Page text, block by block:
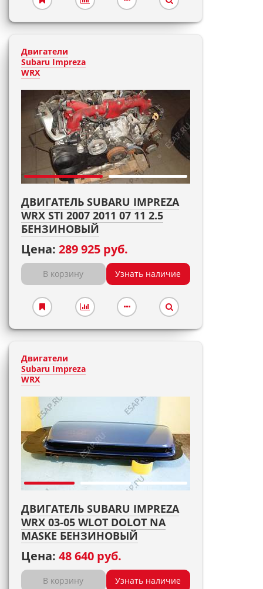
Двигатели
Subaru Impreza
WRX
ДВИГАТЕЛЬ SUBARU IMPREZA
WRX STI 2007 2011 07 11 2.5
БЕНЗИНОВЫЙ
Цена: 289 925 руб.
В корзину Узнать наличие
Двигатели
Subaru Impreza
WRX
ДВИГАТЕЛЬ SUBARU IMPREZA
WRX 03-05 WLOT DOLOT NA
MASKE БЕНЗИНОВЫЙ
Цена: 48 640 руб.
В корзину Узнать наличие